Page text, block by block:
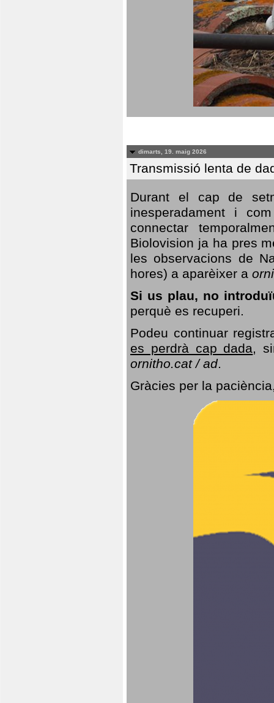
dimarts, 19. maig 2026
Transmissió lenta de
Durant el cap de
inesperadament i
connectar
Biolovision ja ha pres
les observacions de
hores) a aparèixer a
Si us plau, no
perquè es recuperi.
Podeu continuar
es perdrà cap dada,
ornitho.cat / ad.
Gràcies per la